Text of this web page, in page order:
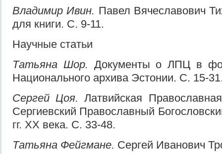
Владимир Ивин. Павел Вячеславович
для книги. С. 9-11.
Научные статьи
Татьяна Шор. Документы о ЛПЦ в
Национального архива Эстонии. С. 15-
Сергей Цоя.Латвийская
Сергиевский Православный
гг. XX века. С. 33-48.
Татьяна Фейгмане. Сергей Иванович